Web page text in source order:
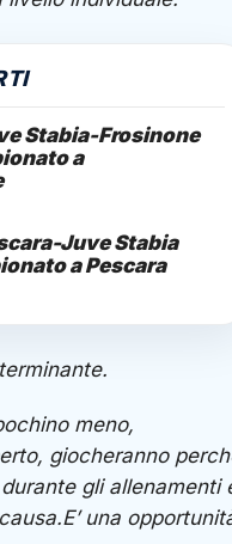
Stabia-Frosinone
a
Juve Stabia
a Pescara
meno,
giocheranno
gli allenamenti
una